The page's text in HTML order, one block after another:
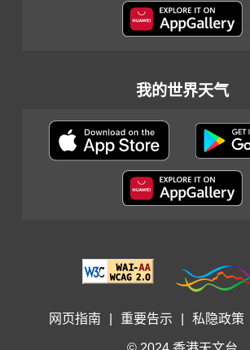
我的世界天气
网页指南 重要告示 私隐政策